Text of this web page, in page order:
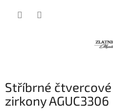
Stříbrné
zirkony AGUC3306